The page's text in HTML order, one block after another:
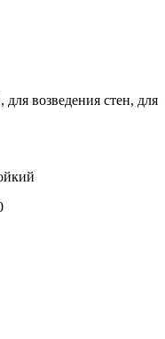
возведения стен, для